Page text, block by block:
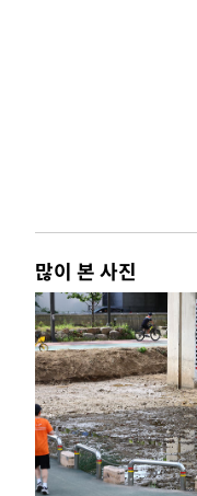
많이 본 사진